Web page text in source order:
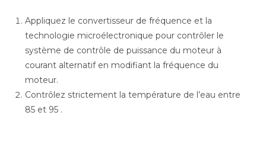
Appliquez le convertisseur de fréquence et la
technologie microélectronique pour contrôler le
système de contrôle de puissance du moteur à
courant alternatif en modifiant la fréquence du
moteur.
Contrôlez strictement la température de l’eau entre
85 et 95 .